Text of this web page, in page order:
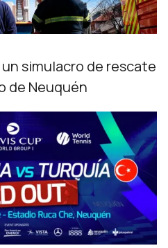
simulacro de rescate
de Neuquén